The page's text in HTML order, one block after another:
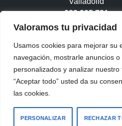
Valoramos tu privacidad
Usamos cookies para mejorar su
navegación, mostrarle anuncios
personalizados y analizar nuestro
“Aceptar todo” usted da su
las cookies.
PERSONALIZAR RECHAZAR
983 395 731
Copyright Federación de